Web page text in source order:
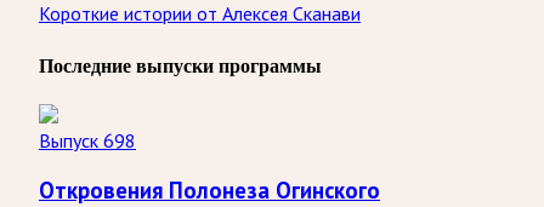
Короткие истории от Алексея Сканави
Последние выпуски программы
Выпуск 698
Откровения Полонеза Огинского